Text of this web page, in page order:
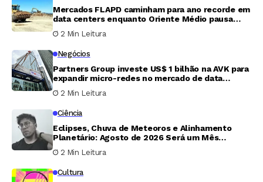
Mercados FLAPD caminham para ano recorde em
data centers enquanto Oriente Médio pausa
expansão
2 Min Leitura
Negócios
Partners Group investe US$ 1 bilhão na AVK para
expandir micro-redes no mercado de data
centers
2 Min Leitura
Ciência
Eclipses, Chuva de Meteoros e Alinhamento
Planetário: Agosto de 2026 Será um Mês
Extraordinário para os Amantes da Astronomia
2 Min Leitura
Cultura